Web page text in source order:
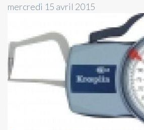
mercredi 15 avril 2015